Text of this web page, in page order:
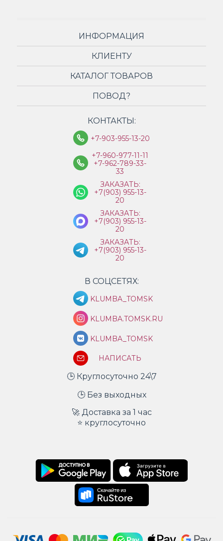
ИНФОРМАЦИЯ
КЛИЕНТУ
КАТАЛОГ ТОВАРОВ
ПОВОД?
КОНТАКТЫ:
+7-903-955-13-20
+7-960-977-11-11
+7-962-789-33-
33
ЗАКАЗАТЬ:
+7(903) 955-13-
20
ЗАКАЗАТЬ:
+7(903) 955-13-
20
ЗАКАЗАТЬ:
+7(903) 955-13-
20
В СОЦСЕТЯХ:
KLUMBA_TOMSK
KLUMBA.TOMSK.RU
KLUMBA_TOMSK
НАПИСАТЬ
🕒 Круглосуточно 24\7
🕒 Без выходных
🚀 Доставка за 1 час
⭐ круглосуточно